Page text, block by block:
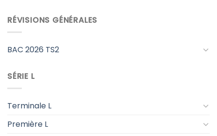
RÉVISIONS GÉNÉRALES
BAC 2026 TS2
SÉRIE L
Terminale L
Première L